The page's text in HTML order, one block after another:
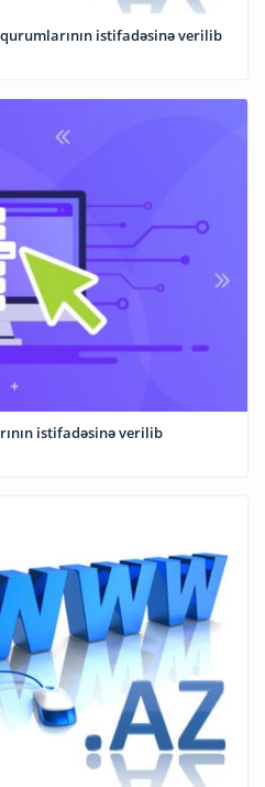
istifadəsinə verilib
istifadəsinə verilib